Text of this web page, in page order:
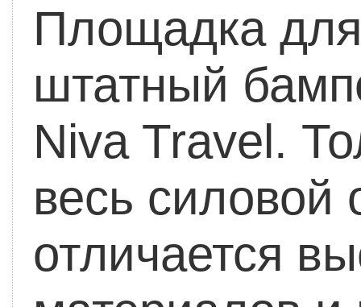
Площадка для
штатный
Niva Travel.
весь
отличается